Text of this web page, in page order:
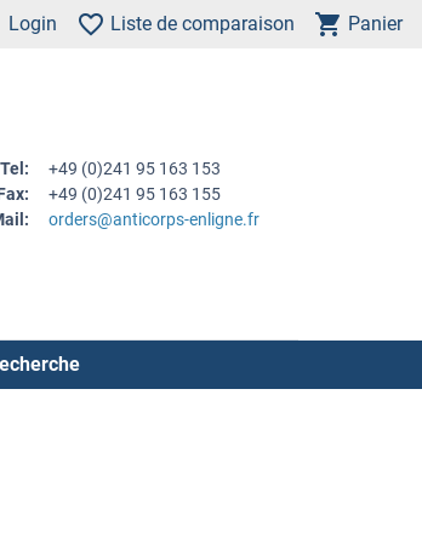
Login Liste de comparaison Panier
Tel:
+49 (0)241 95 163 153
+49 (0)241 95 163 155
orders@anticorps-enligne.fr